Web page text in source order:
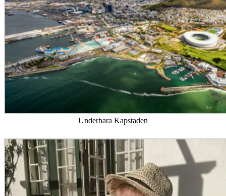
Underbara Kapstaden